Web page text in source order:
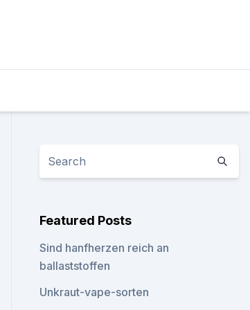
Featured Posts
Sind hanfherzen reich an
ballaststoffen
Unkraut-vape-sorten